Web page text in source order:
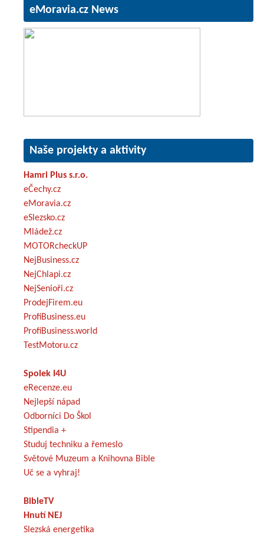
eMoravia.cz News
Naše projekty a aktivity
Hamri Plus s.r.o.
eČechy.cz
eMoravia.cz
eSlezsko.cz
Mládež.cz
MOTORcheckUP
NejBusiness.cz
NejChlapi.cz
NejSenioři.cz
ProdejFirem.eu
ProfiBusiness.eu
ProfiBusiness.world
TestMotoru.cz
Spolek I4U
eRecenze.eu
Nejlepší nápad
Odborníci Do Škol
Stipendia +
Studuj techniku a řemeslo
Světové Muzeum a Knihovna Bible
Uč se a vyhraj!
BibleTV
Hnutí NEJ
Slezská energetika